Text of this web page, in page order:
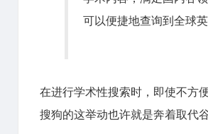
可以便捷地查询到全球
在进行学术性搜索时，即使不方
搜狗的这举动也许就是奔着取代